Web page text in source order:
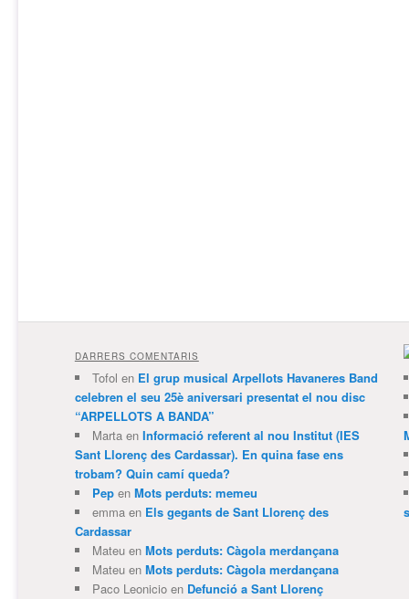
DARRERS COMENTARIS
Tofol en El grup musical Arpellots Havaneres Band
celebren el seu 25è aniversari presentat el nou disc
“ARPELLOTS A BANDA”
Martaen Informació referent al nou Institut (IES
Sant Llorenç des Cardassar). En quina fase ens
trobam? Quin camí queda?
Pepen Mots perduts: memeu
emmaen Els gegants de Sant Llorenç des
Cardassar
Mateuen Mots perduts: Càgola merdançana
Mateuen Mots perduts: Càgola merdançana
Paco Leonicioen Defunció a Sant Llorenç